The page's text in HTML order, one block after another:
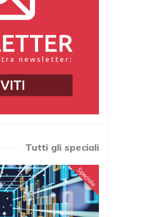
Tutti gli speciali
Speciale